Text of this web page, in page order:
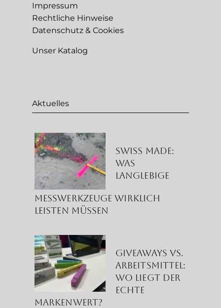
Impressum
Rechtliche Hinweise
Datenschutz & Cookies
Unser Katalog
Aktuelles
Swiss Made:
Was
langlebige
Messwerkzeuge wirklich
leisten müssen
Giveaways vs.
Arbeitsmittel:
Wo liegt der
echte
Markenwert?